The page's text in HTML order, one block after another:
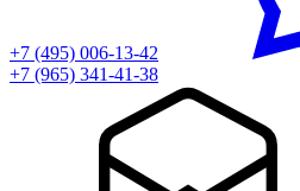
+7 (495) 006-13-42
+7 (965) 341-41-38